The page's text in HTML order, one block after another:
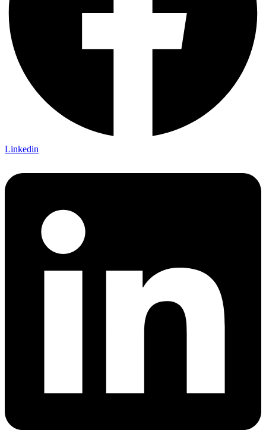
Linkedin